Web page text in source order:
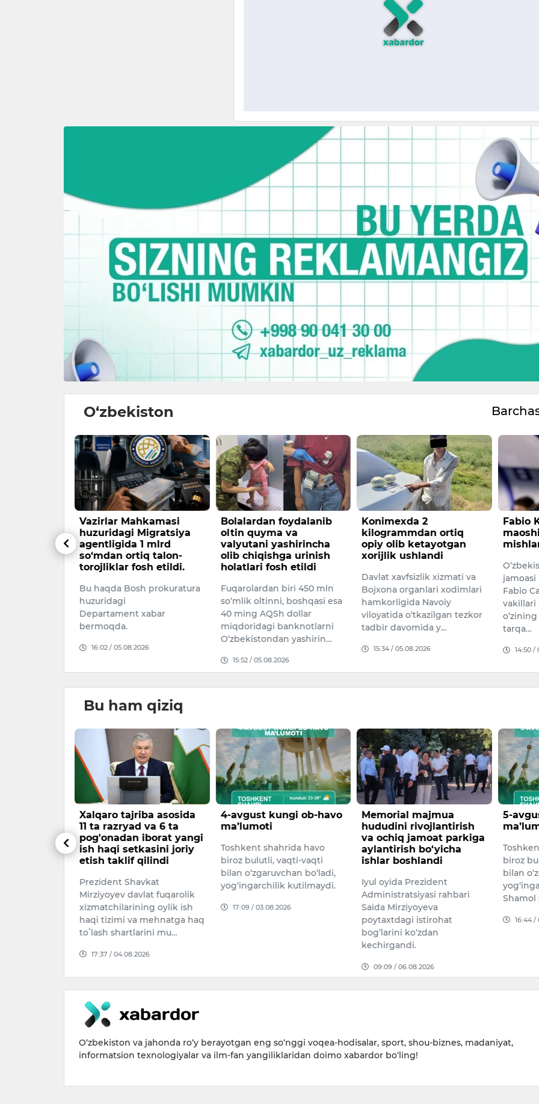
O‘zbekiston
Vazirlar Mahkamasi
huzuridagi Migratsiya
agentligida 1 mlrd
so‘mdan ortiq talon-
torojliklar fosh etildi.
Bu haqda Bosh prokuratura
huzuridagi
Departament xabar
bermoqda.
16:02 / 05.08.2026
Bolalardan foydalanib
oltin quyma va
valyutani yashirincha
olib chiqishga urinish
holatlari fosh etildi
Fuqarolardan biri 450 mln
so‘mlik oltinni, boshqasi esa
40 ming AQSh dollar
miqdoridagi banknotlarni
O‘zbekistondan yashirin…
15:52 / 05.08.2026
Konimexda 2
kilogrammdan ortiq
opiy olib ketayotgan
xorijlik ushlandi
Davlat xavfsizlik xizmati va
Bojxona organlari xodimlari
hamkorligida Navoiy
viloyatida o‘tkazilgan tezkor
tadbir davomida y…
15:34 / 05.08.2026
Fabio
jamoasi
Fabio
vakillari
tarqa…
14:50 /
Bu ham qiziq
Xalqaro tajriba asosida
11 ta razryad va 6 ta
pog'onadan iborat yangi
ish haqi setkasini joriy
etish taklif qilindi
Prezident Shavkat
Mirziyoyev davlat fuqarolik
xizmatchilarining oylik ish
haqi tizimi va mehnatga haq
toʻlash shartlarini mu…
17:37 / 04.08.2026
4-avgust kungi ob-havo
ma’lumoti
Toshkent shahrida havo
biroz bulutli, vaqti-vaqti
bilan o‘zgaruvchan bo‘ladi,
yog‘ingarchilik kutilmaydi.
17:09 / 03.08.2026
Memorial majmua
hududini rivojlantirish
va ochiq jamoat parkiga
aylantirish bo‘yicha
ishlar boshlandi
Iyul oyida Prezident
Administratsiyasi rahbari
Saida Mirziyoyeva
poytaxtdagi istirohat
bog‘larini ko‘zdan
kechirgandi.
09:09 / 06.08.2026
5-
biroz
bilan
Shamol
16:44 /
O‘zbekiston va jahonda ro‘y berayotgan eng so‘nggi voqea-hodisalar, sport, shou-biznes, madaniyat,
informatsion texnologiyalar va ilm-fan yangiliklaridan doimo xabardor bo‘ling!